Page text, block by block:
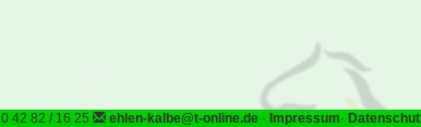
0 42 82 / 16 25 ehlen-kalbe@t-online.de · Impressum·